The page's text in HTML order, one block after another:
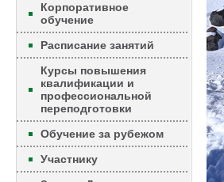
Корпоративное
обучение
Расписание занятий
Курсы повышения
квалификации и
профессиональной
переподготовки
Обучение за рубежом
Участнику